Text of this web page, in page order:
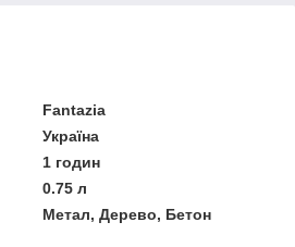
Fantazia
Україна
1 годин
0.75 л
Метал, Дерево, Бетон